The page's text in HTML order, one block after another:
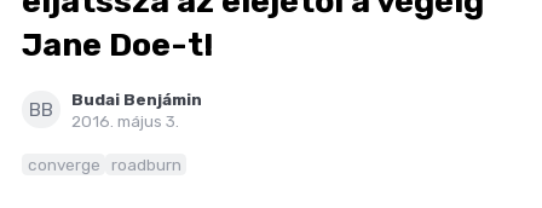
PREMIEREK
KULT
MÁSVILÁG
Jane Doe-t!
BB
Budai Benjámin
2016. május 3.
converge roadburn